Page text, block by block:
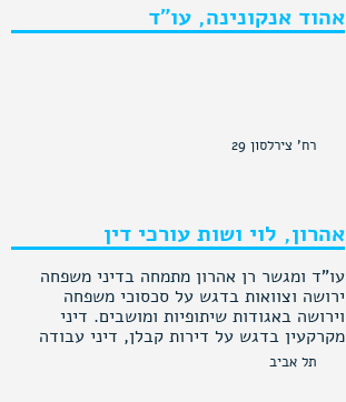
אהוד אנקונינה, עו"ד
רח' צירלסון 29
אהרון, לוי ושות עורכי דין
עו"ד ומגשר רן אהרון מתמחה בדיני משפחה
ירושה וצוואות בדגש על סכסוכי משפחה
וירושה באגודות שיתופיות ומושבים. דיני
מקרקעין בדגש על דירות קבלן, דיני עבודה
בדגש על זכויות נשים בעבודה.
תל אביב